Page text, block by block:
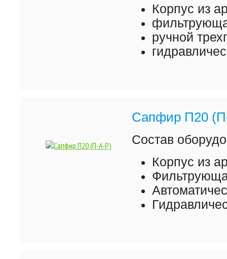
Корпус из
ручной
Сапфир П20
Состав
Корпус из